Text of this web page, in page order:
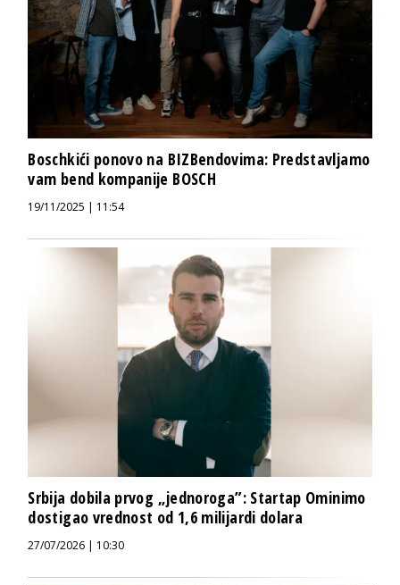
Boschkići ponovo na BIZBendovima: Predstavljamo
vam bend kompanije BOSCH
19/11/2025 | 11:54
Srbija dobila prvog „jednoroga”: Startap Ominimo
dostigao vrednost od 1,6 milijardi dolara
27/07/2026 | 10:30